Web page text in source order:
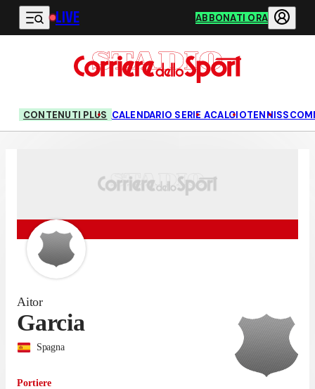
Vai al contenuto principale
LIVE ABBONATI ORA
CONTENUTI PLUS CALENDARIO SERIE ACALCIOTENNIS
Aitor
Garcia
Spagna
Portiere